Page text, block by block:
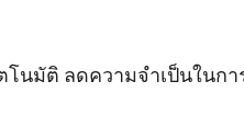
นมัติ ลดความจำเป็นในก